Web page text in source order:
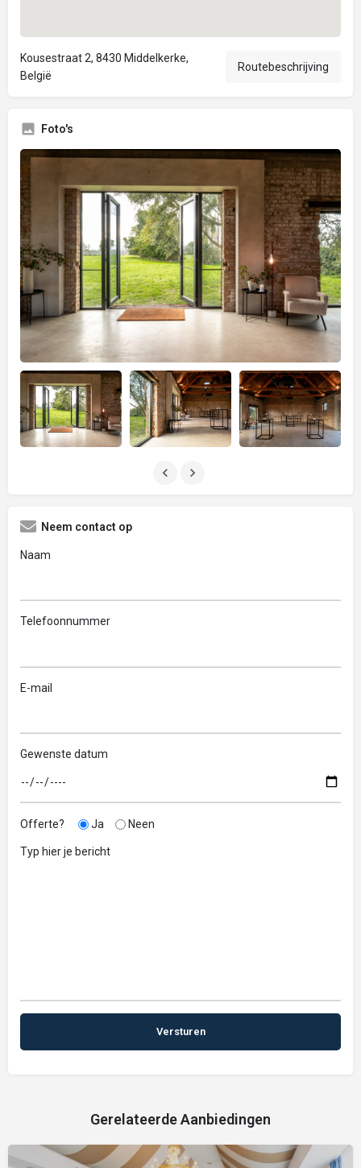
Kousestraat 2, 8430 Middelkerke,
België
Routebeschrijving
Foto's
Neem contact op
Naam
Telefoonnummer
E-mail
Gewenste datum
Offerte? Ja Neen
Gerelateerde Aanbiedingen